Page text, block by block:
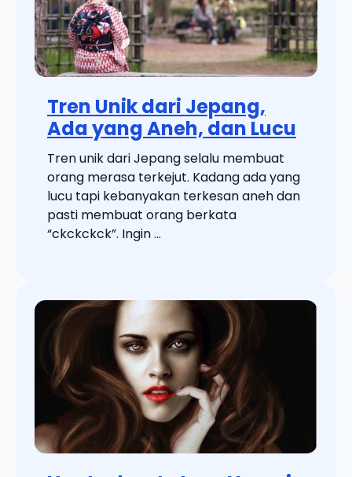
Tren Unik dari Jepang,
Ada yang Aneh, dan Lucu
Tren unik dari Jepang selalu membuat
orang merasa terkejut. Kadang ada yang
lucu tapi kebanyakan terkesan aneh dan
pasti membuat orang berkata
“ckckckck”. Ingin ...